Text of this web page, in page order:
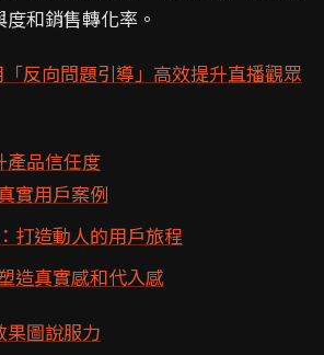
和銷售轉化率。
反向問題引導」高效提升直播觀眾
產品信任度
實用戶案例
打造動人的用戶旅程
造真實感和代入感
果圖說服力